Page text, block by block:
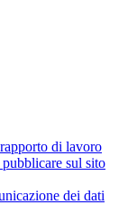
di lavoro
sul sito
dei dati